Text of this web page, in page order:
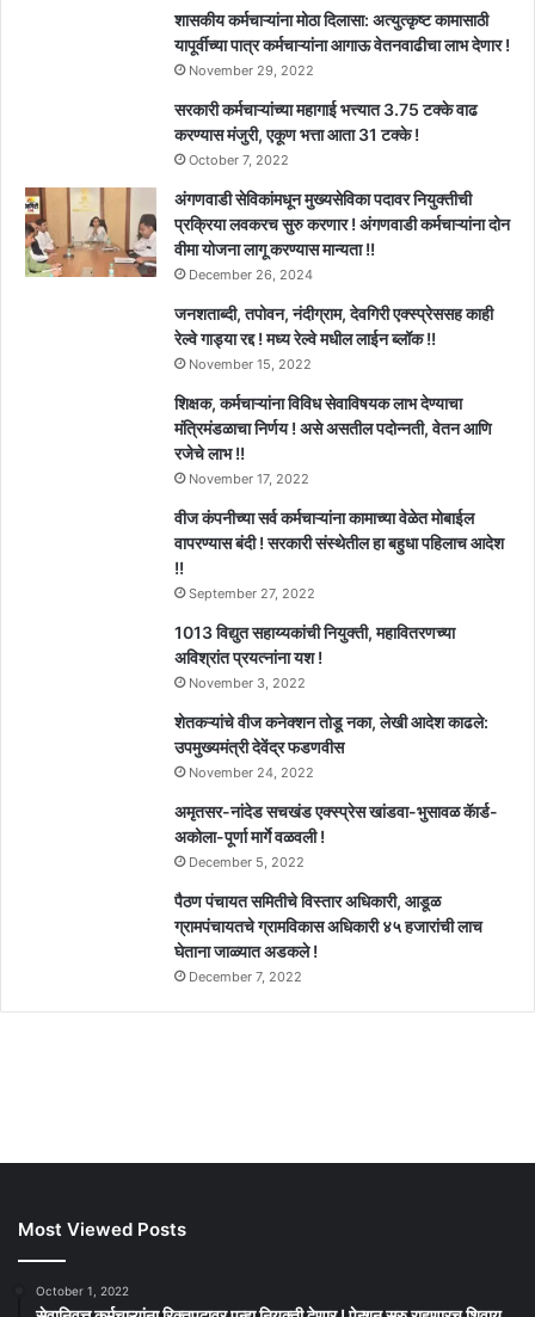
शासकीय कर्मचाऱ्यांना मोठा दिलासा: अत्युत्कृष्ट कामासाठी
यापूर्वीच्या पात्र कर्मचाऱ्यांना आगाऊ वेतनवाढीचा लाभ देणार !
November 29, 2022
सरकारी कर्मचाऱ्यांच्या महागाई भत्त्यात 3.75 टक्के वाढ
करण्यास मंजुरी, एकूण भत्ता आता 31 टक्के !
October 7, 2022
अंगणवाडी सेविकांमधून मुख्यसेविका पदावर नियुक्तीची
प्रक्रिया लवकरच सुरु करणार ! अंगणवाडी कर्मचाऱ्यांना दोन
वीमा योजना लागू करण्यास मान्यता !!
December 26, 2024
जनशताब्दी, तपोवन, नंदीग्राम, देवगिरी एक्स्प्रेससह काही
रेल्वे गाड्या रद्द ! मध्य रेल्वे मधील लाईन ब्लॉक !!
November 15, 2022
शिक्षक, कर्मचाऱ्यांना विविध सेवाविषयक लाभ देण्याचा
मंत्रिमंडळाचा निर्णय ! असे असतील पदोन्नती, वेतन आणि
रजेचे लाभ !!
November 17, 2022
वीज कंपनीच्या सर्व कर्मचाऱ्यांना कामाच्या वेळेत मोबाईल
वापरण्यास बंदी ! सरकारी संस्थेतील हा बहुधा पहिलाच आदेश
!!
September 27, 2022
1013 विद्युत सहाय्यकांची नियुक्ती, महावितरणच्या
अविश्रांत प्रयत्नांना यश !
November 3, 2022
शेतकऱ्यांचे वीज कनेक्शन तोडू नका, लेखी आदेश काढले:
उपमुख्यमंत्री देवेंद्र फडणवीस
November 24, 2022
अमृतसर-नांदेड सचखंड एक्स्प्रेस खांडवा-भुसावळ कॅार्ड-
अकोला-पूर्णा मार्गे वळवली !
December 5, 2022
पैठण पंचायत समितीचे विस्तार अधिकारी, आडूळ
ग्रामपंचायतचे ग्रामविकास अधिकारी ४५ हजारांची लाच
घेताना जाळ्यात अडकले !
December 7, 2022
Most Viewed Posts
October 1, 2022